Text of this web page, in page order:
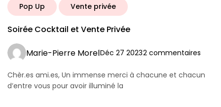
Pop Up Vente privée
Soirée Cocktail et Vente Privée
Marie-Pierre MorelDéc 27 20232 commentaires
Chèr.es ami.es, Un immense merci à chacune et chacun
d’entre vous pour avoir illuminé la